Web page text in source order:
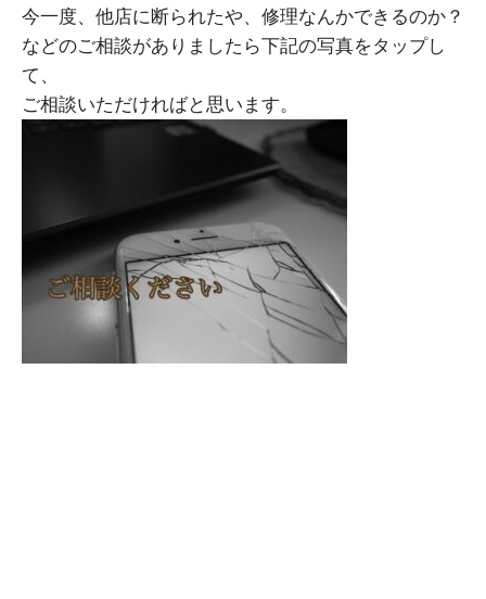
今一度、他店に断られたや、修理なんかできるのか？
などのご相談がありましたら下記の写真をタップし
て、
ご相談いただければと思います。